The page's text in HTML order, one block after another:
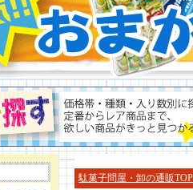
駄菓子問屋・卸の通販TOP